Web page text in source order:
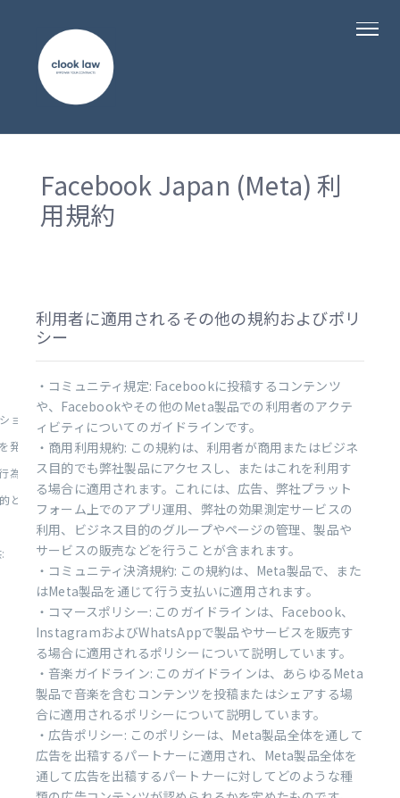
Facebook Japan (Meta) 利
用規約
ンを行う手段の提供:
発見するための支援:
為の撲滅、および利用者コミ...
とした先進技術の使用と開発...
利用者に適用されるその他の規約およびポリ
シー
・コミュニティ規定: Facebookに投稿するコンテンツ
や、Facebookやその他のMeta製品での利用者のアクテ
ィビティについてのガイドラインです。
・商用利用規約: この規約は、利用者が商用またはビジネ
ス目的でも弊社製品にアクセスし、またはこれを利用す
る場合に適用されます。これには、広告、弊社プラット
フォーム上でのアプリ運用、弊社の効果測定サービスの
利用、ビジネス目的のグループやページの管理、製品や
サービスの販売などを行うことが含まれます。
・コミュニティ決済規約: この規約は、Meta製品で、また
はMeta製品を通じて行う支払いに適用されます。
・コマースポリシー: このガイドラインは、Facebook、
InstagramおよびWhatsAppで製品やサービスを販売す
る場合に適用されるポリシーについて説明しています。
・音楽ガイドライン: このガイドラインは、あらゆるMeta
製品で音楽を含むコンテンツを投稿またはシェアする場
合に適用されるポリシーについて説明しています。
・広告ポリシー: このポリシーは、Meta製品全体を通して
広告を出稿するパートナーに適用され、Meta製品全体を
通して広告を出稿するパートナーに対してどのような種